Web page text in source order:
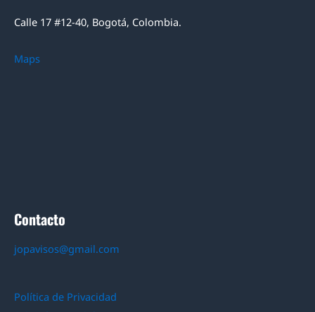
Calle 17 #12-40, Bogotá, Colombia.
Maps
Contacto
jopavisos@gmail.com
Política de Privacidad